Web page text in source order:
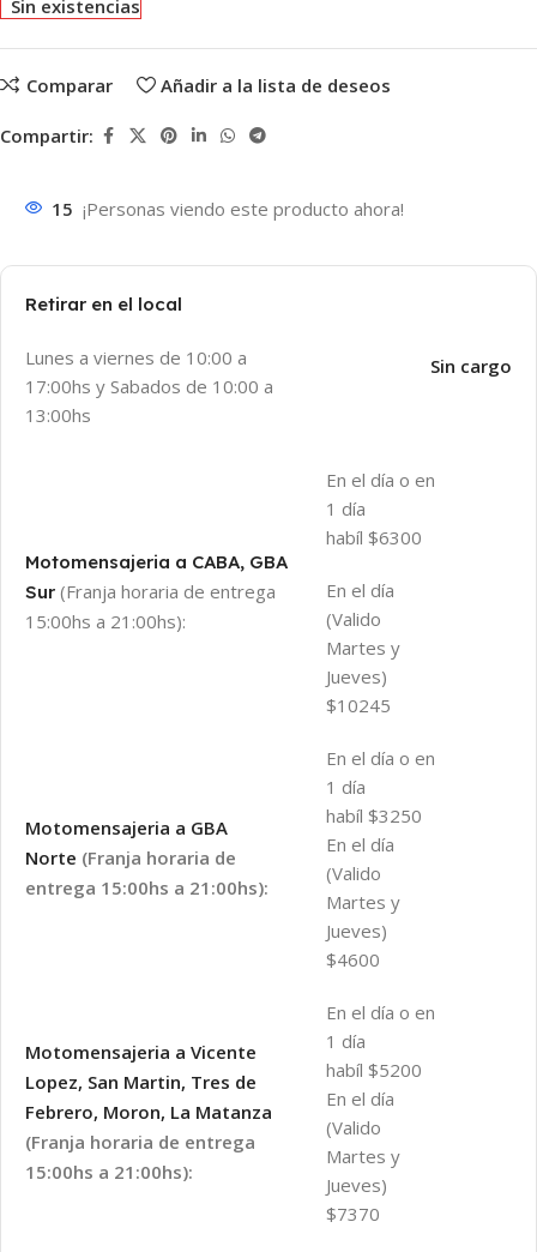
Sin existencias
Comparar Añadir a la lista de deseos
Compartir:
15 ¡Personas viendo este producto ahora!
Retirar en el local
Lunes a viernes de 10:00 a
17:00hs y Sabados de 10:00 a
13:00hs
Sin cargo
Motomensajeria a CABA, GBA
Sur (Franja horaria de entrega
15:00hs a 21:00hs):
En el día o en
1 día
habíl $6300
En el día
(Valido
Martes y
Jueves)
$10245
Motomensajeria a GBA
Norte (Franja horaria de
entrega 15:00hs a 21:00hs):
En el día o en
1 día
habíl $3250
En el día
(Valido
Martes y
Jueves)
$4600
Motomensajeria a Vicente
Lopez, San Martin, Tres de
Febrero, Moron, La Matanza
(Franja horaria de entrega
15:00hs a 21:00hs):
En el día o en
1 día
habíl $5200
En el día
(Valido
Martes y
Jueves)
$7370